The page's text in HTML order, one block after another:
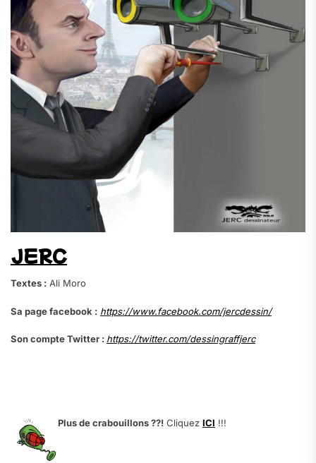
JERC
Textes : Ali Moro
Sa page facebook : https://www.facebook.com/jercdessin/
Son compte Twitter : https://twitter.com/dessingraffjerc
Plus de crabouillons ??! Cliquez ICI !!!